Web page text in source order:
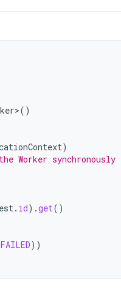
()
)
Worker synchronously
. id).get()
FAILED))